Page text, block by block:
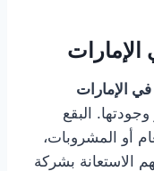
الإمارات
البقع
أو المشروبات،
الاستعانة بشركة